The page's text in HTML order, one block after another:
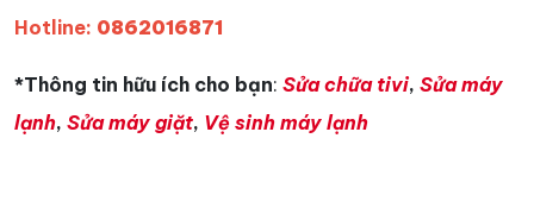
Hotline: 0862016871
*Thông tin hữu ích cho bạn: Sửa chữa tivi, Sửa máy
lạnh, Sửa máy giặt, Vệ sinh máy lạnh